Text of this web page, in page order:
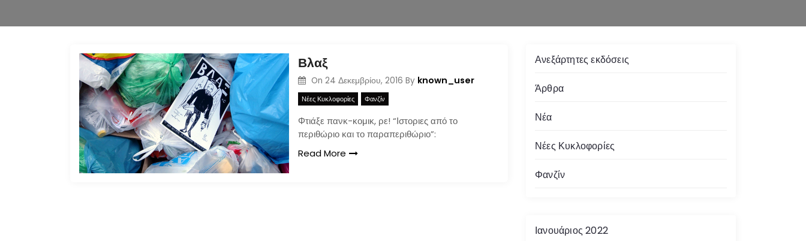
Βλαξ
On 24 Δεκεμβρίου, 2016 By known_user
Νέες Κυκλοφορίες Φανζίν
Φτιάξε πανκ-κομικ, ρε! “Ιστοριες από το
περιθώριο και το παραπεριθώριο”:
Read More
Ανεξάρτητες εκδόσεις
Άρθρα
Νέα
Νέες Κυκλοφορίες
Φανζίν
Ιανουάριος 2022